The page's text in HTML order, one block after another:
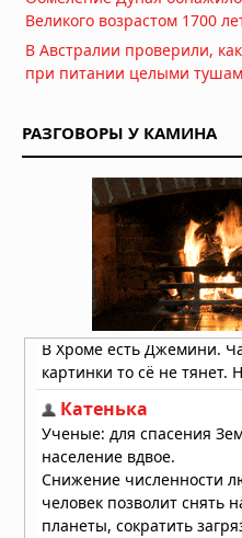
Вчера в
геном
Вопреки
07.08.2026
может
06.08.2026
ДНК
развод
06.08.2026
Великого возрастом 1700
В Австралии проверили,
при питании целыми
РАЗГОВОРЫ У КАМИНА